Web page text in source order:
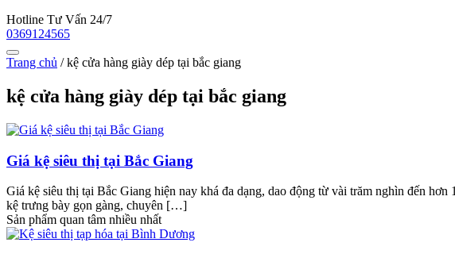
Hotline Tư Vấn 24/7
0369124565
Trang chủ /kệ cửa hàng giày dép tại bắc giang
kệ cửa hàng giày dép tại bắc giang
Giá kệ siêu thị tại Bắc Giang
Giá kệ siêu thị tại Bắc Giang hiện nay khá đa dạng, dao động từ vài trăm nghìn đến
kệ trưng bày gọn gàng, chuyên […]
Sản phẩm quan tâm nhiều nhất